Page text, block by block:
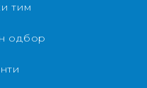
тим
одбор